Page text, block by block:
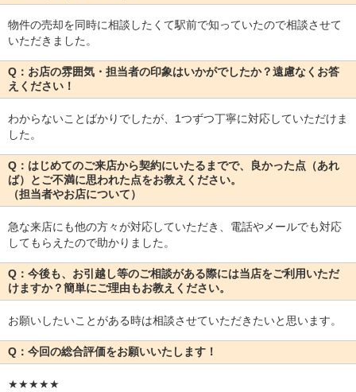
物件の売却を同時に相談したくて駅前で知っていたので相談させて
いただきました。
Q：お店の雰囲気・担当者の印象はいかがでしたか？遠慮なくお答
えください！
わからないことばかりでしたが、1つずつ丁寧に対応していただけま
した。
Q：はじめてのご来店から契約にいたるまでで、良かった点（あれ
ば）とご不満に思われた点をお教えください。
（担当者やお店について）
急な来店にも他の方々が対応していただき、電話やメールでも対応
してもらえたので助かりました。
Q：今後も、お引越し等のご相談がある際には当店をご利用いただ
けますか？簡単にご理由もお教えください。
お願いしたいことがある時は相談させていただきたいと思います。
Q：今回の総合評価をお願いいたします！
★★★★★